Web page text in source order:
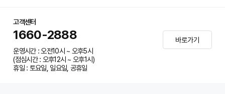
고객센터
1660-2888
운영시간 : 오전10시 ~ 오후5시
(점심시간 : 오후12시 ~ 오후1시)
휴일 : 토요일, 일요일, 공휴일
바로가기